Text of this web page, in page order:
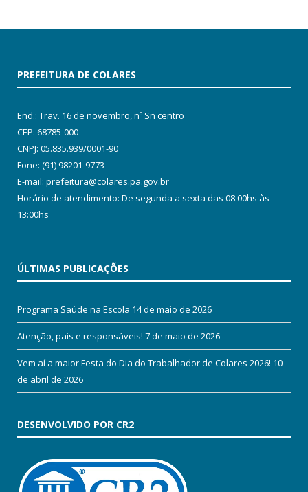
PREFEITURA DE COLARES
End.: Trav. 16 de novembro, nº Sn centro
CEP: 68785-000
CNPJ: 05.835.939/0001-90
Fone: (91) 98201-9773
E-mail: prefeitura@colares.pa.gov.br
Horário de atendimento: De segunda a sexta das 08:00hs às
13:00hs
ÚLTIMAS PUBLICAÇÕES
Programa Saúde na Escola 14 de maio de 2026
Atenção, pais e responsáveis! 7 de maio de 2026
Vem aí a maior Festa do Dia do Trabalhador de Colares 2026! 10
de abril de 2026
DESENVOLVIDO POR CR2